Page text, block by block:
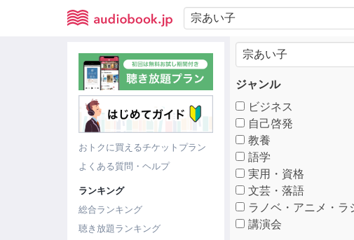
おトクに買えるチケットプラン
よくある質問・ヘルプ
ランキング
総合ランキング
聴き放題ランキング
ジャンル
ビジネス
自己啓発
教養
語学
実用・資格
文芸・落語
ラノベ・アニメ・ラ
講演会